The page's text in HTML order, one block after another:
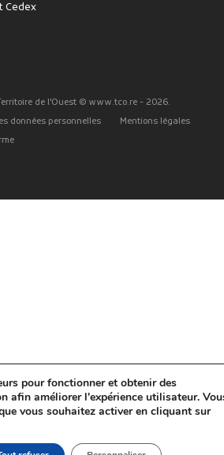
Cedex
de l'Ouest © www.tco.re - 2026.
données personnelles
Mentions légales
pour fonctionner et obtenir des
afin améliorer l'expérience utilisateur.
vous souhaitez activer en cliquant sur